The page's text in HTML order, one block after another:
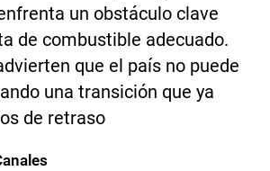
un obstáculo clave
de combustible adecuado.
que el país no puede
una transición que ya
de retraso